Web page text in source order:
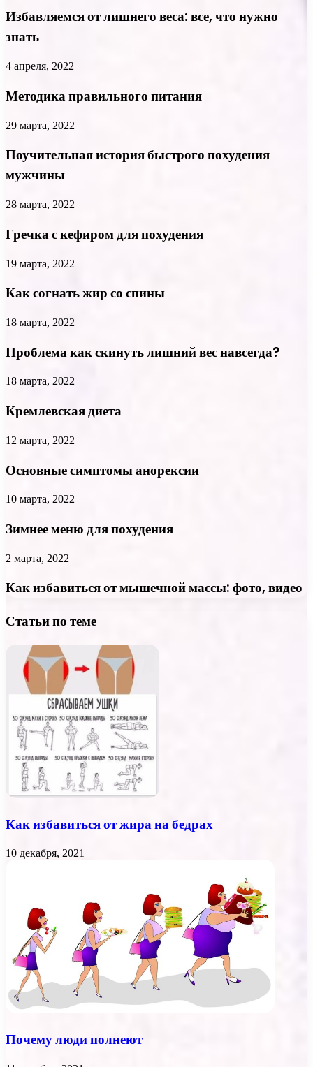
Избавляемся от лишнего веса: все, что нужно
знать
4 апреля, 2022
Методика правильного питания
29 марта, 2022
Поучительная история быстрого похудения
мужчины
28 марта, 2022
Гречка с кефиром для похудения
19 марта, 2022
Как согнать жир со спины
18 марта, 2022
Проблема как скинуть лишний вес навсегда?
18 марта, 2022
Кремлевская диета
12 марта, 2022
Основные симптомы анорексии
10 марта, 2022
Зимнее меню для похудения
2 марта, 2022
Как избавиться от мышечной массы: фото, видео
Статьи по теме
Как избавиться от жира на бедрах
10 декабря, 2021
Почему люди полнеют